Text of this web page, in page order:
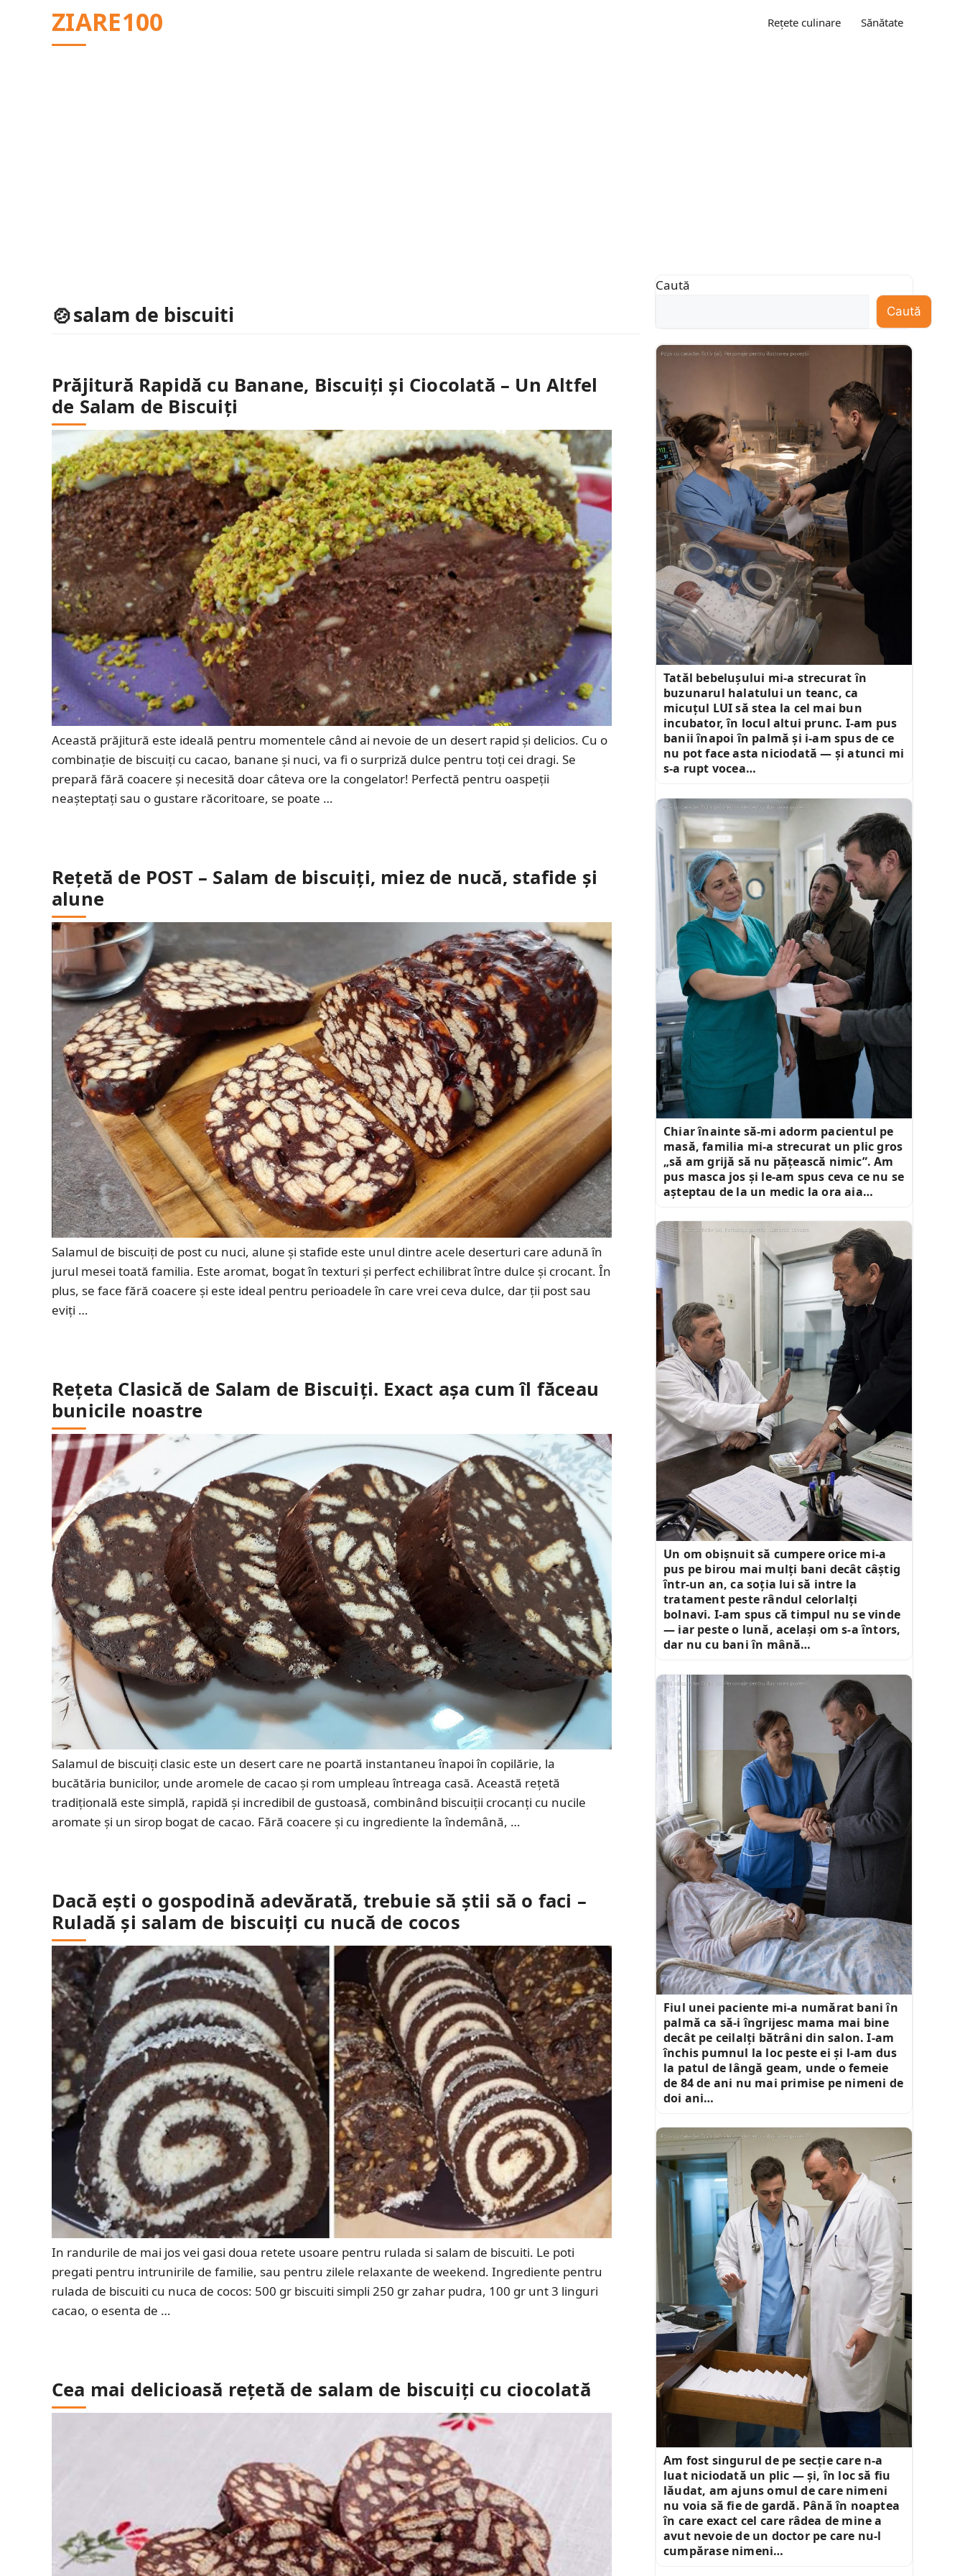
ZIARE100 Rețete culinare Sănătate
salam de biscuiti
Prăjitură Rapidă cu Banane, Biscuiți și Ciocolată – Un Altfel
de Salam de Biscuiți
Această prăjitură este ideală pentru momentele când ai nevoie de un desert rapid și delicios. Cu o
combinație de biscuiți cu cacao, banane și nuci, va fi o surpriză dulce pentru toți cei dragi. Se
prepară fără coacere și necesită doar câteva ore la congelator! Perfectă pentru oaspeții
neașteptați sau o gustare răcoritoare, se poate …
Rețetă de POST – Salam de biscuiți, miez de nucă, stafide și
alune
Salamul de biscuiți de post cu nuci, alune și stafide este unul dintre acele deserturi care adună în
jurul mesei toată familia. Este aromat, bogat în texturi și perfect echilibrat între dulce și crocant. În
plus, se face fără coacere și este ideal pentru perioadele în care vrei ceva dulce, dar ții post sau
eviți …
Rețeta Clasică de Salam de Biscuiți. Exact așa cum îl făceau
bunicile noastre
Salamul de biscuiți clasic este un desert care ne poartă instantaneu înapoi în copilărie, la
bucătăria bunicilor, unde aromele de cacao și rom umpleau întreaga casă. Această rețetă
tradițională este simplă, rapidă și incredibil de gustoasă, combinând biscuiții crocanți cu nucile
aromate și un sirop bogat de cacao. Fără coacere și cu ingrediente la îndemână, …
Dacă ești o gospodină adevărată, trebuie să știi să o faci –
Ruladă și salam de biscuiți cu nucă de cocos
In randurile de mai jos vei gasi doua retete usoare pentru rulada si salam de biscuiti. Le poti
pregati pentru intrunirile de familie, sau pentru zilele relaxante de weekend. Ingrediente pentru
rulada de biscuiti cu nuca de cocos: 500 gr biscuiti simpli 250 gr zahar pudra, 100 gr unt 3 linguri
cacao, o esenta de …
Cea mai delicioasă rețetă de salam de biscuiți cu ciocolată
Caută
Caută
Tatăl bebelușului mi-a strecurat în
buzunarul halatului un teanc, ca
micuțul LUI să stea la cel mai bun
incubator, în locul altui prunc. I-am pus
banii înapoi în palmă și i-am spus de ce
nu pot face asta niciodată — și atunci mi
s-a rupt vocea…
Chiar înainte să-mi adorm pacientul pe
masă, familia mi-a strecurat un plic gros
„să am grijă să nu pățească nimic”. Am
pus masca jos și le-am spus ceva ce nu se
așteptau de la un medic la ora aia…
Un om obișnuit să cumpere orice mi-a
pus pe birou mai mulți bani decât câștig
într-un an, ca soția lui să intre la
tratament peste rândul celorlalți
bolnavi. I-am spus că timpul nu se vinde
— iar peste o lună, același om s-a întors,
dar nu cu bani în mână…
Fiul unei paciente mi-a numărat bani în
palmă ca să-i îngrijesc mama mai bine
decât pe ceilalți bătrâni din salon. I-am
închis pumnul la loc peste ei și l-am dus
la patul de lângă geam, unde o femeie
de 84 de ani nu mai primise pe nimeni de
doi ani…
Am fost singurul de pe secție care n-a
luat niciodată un plic — și, în loc să fiu
lăudat, am ajuns omul de care nimeni
nu voia să fie de gardă. Până în noaptea
în care exact cel care râdea de mine a
avut nevoie de un doctor pe care nu-l
cumpărase nimeni…